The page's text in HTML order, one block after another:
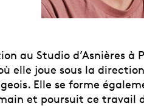
au Studio d’Asnières à
où elle joue sous la
Elle se forme
et poursuit ce travail